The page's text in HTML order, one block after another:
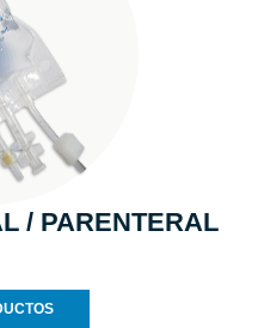
/ PARENTERAL